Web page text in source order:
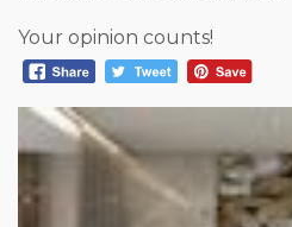
Your opinion counts!